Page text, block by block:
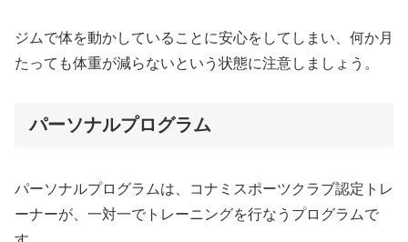
ジムで体を動かしていることに安心をしてしまい、何か月
たっても体重が減らないという状態に注意しましょう。
パーソナルプログラム
パーソナルプログラムは、コナミスポーツクラブ認定トレ
ーナーが、一対一でトレーニングを行なうプログラムで